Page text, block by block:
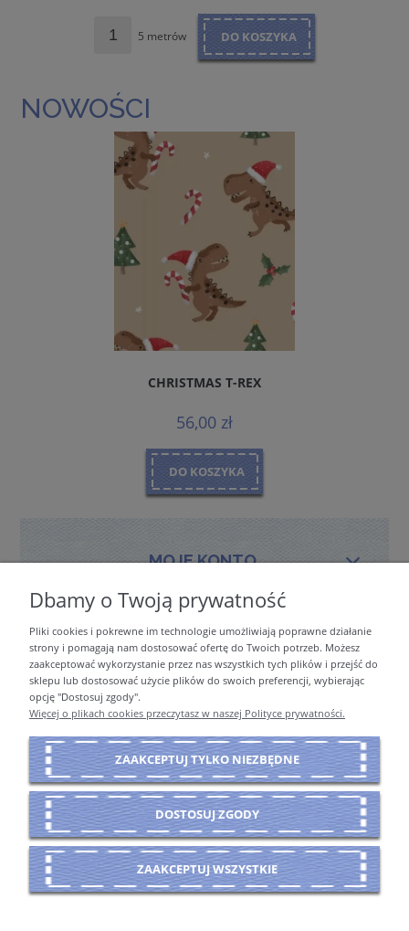
5 metrów DO KOSZYKA
NOWOŚCI
CHRISTMAS T-REX
56,00 zł
DO KOSZYKA
MOJE KONTO
PŁATNOŚCI I DOSTAWA
INFORMACJE
O NAS
POKAŻ PEŁNĄ WERSJĘ STRONY
Sklep internetowy Shoper Premium
Dbamy o Twoją prywatność
Pliki cookies i pokrewne im technologie umożliwiają poprawne działanie
strony i pomagają nam dostosować ofertę do Twoich potrzeb. Możesz
zaakceptować wykorzystanie przez nas wszystkich tych plików i przejść do
sklepu lub dostosować użycie plików do swoich preferencji, wybierając
opcję "Dostosuj zgody".
Więcej o plikach cookies przeczytasz w naszej Polityce prywatności.
ZAAKCEPTUJ TYLKO NIEZBĘDNE
DOSTOSUJ ZGODY
ZAAKCEPTUJ WSZYSTKIE